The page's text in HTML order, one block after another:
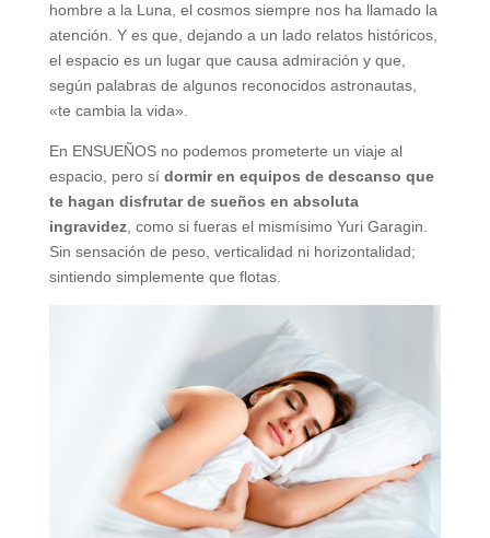
hombre a la Luna, el cosmos siempre nos ha llamado la
atención. Y es que, dejando a un lado relatos históricos,
el espacio es un lugar que causa admiración y que,
según palabras de algunos reconocidos astronautas,
«te cambia la vida».
En ENSUEÑOS no podemos prometerte un viaje al
espacio, pero sí dormir en equipos de descanso que
te hagan disfrutar de sueños en absoluta
ingravidez, como si fueras el mismísimo Yuri Garagin.
Sin sensación de peso, verticalidad ni horizontalidad;
sintiendo simplemente que flotas.